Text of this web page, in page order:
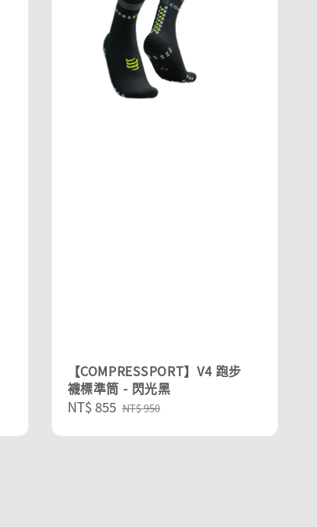
【COMPRESSPORT】V4 跑步
襪標準筒 - 閃光黑
Sale
NT$ 855 Regular
NT$ 950